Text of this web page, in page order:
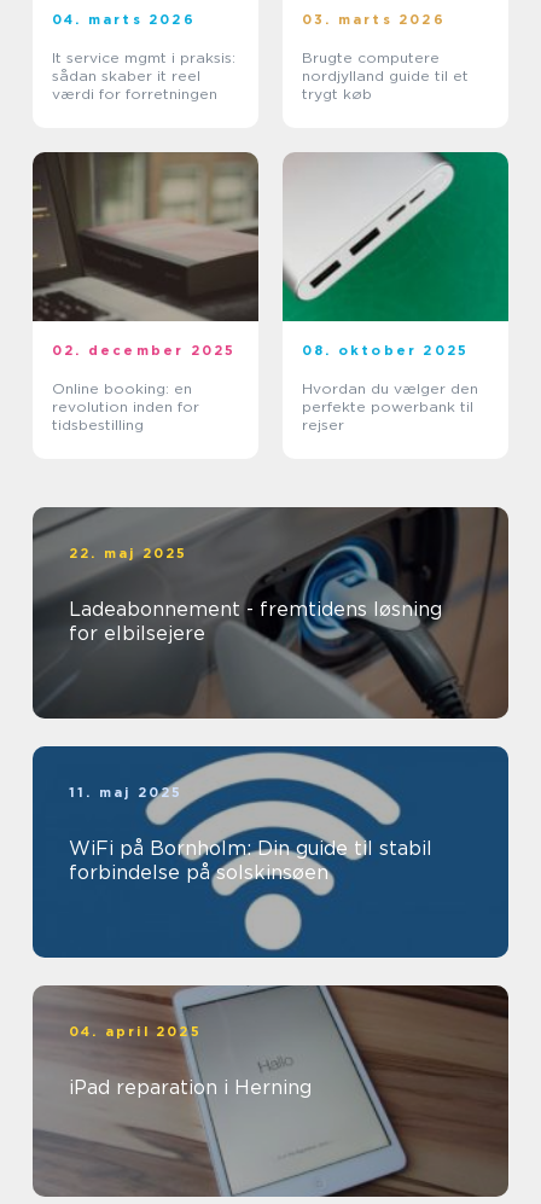
04. marts 2026
It service mgmt i praksis:
sådan skaber it reel
værdi for forretningen
03. marts 2026
Brugte computere
nordjylland guide til et
trygt køb
02. december 2025
Online booking: en
revolution inden for
tidsbestilling
08. oktober 2025
Hvordan du vælger den
perfekte powerbank til
rejser
22. maj 2025
Ladeabonnement - fremtidens løsning
for elbilsejere
11. maj 2025
WiFi på Bornholm: Din guide til stabil
forbindelse på solskinsøen
04. april 2025
iPad reparation i Herning